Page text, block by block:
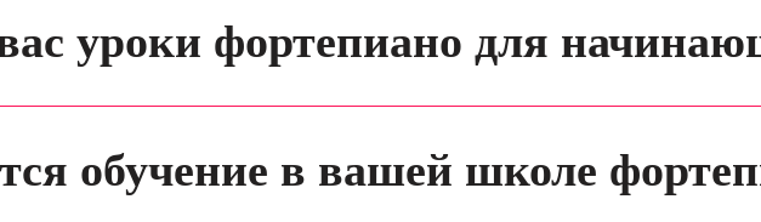
уроки фортепиано для
обучение в вашей школе